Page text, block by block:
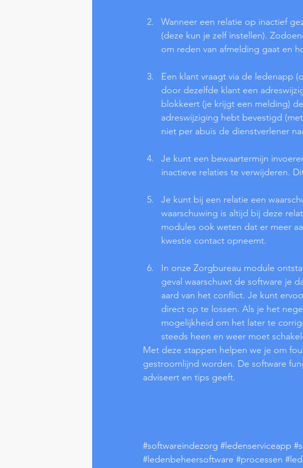
Wanneer een relatie op inactief
(deze kun je zelf instellen).
om reden van afmelding gaat en
Een klant vraagt via de ledenapp
door dezelfde klant een
blokkeert (je krijgt een melding)
adreswijziging hebt bevestigd
niet per abuis de dienstverlener
Je kunt een bewaartermijn
inactieve relaties te verwijderen.
Je kunt bij een relatie een
waarschuwing is altijd bij deze
modules ook weten dat er meer
kwestie contact opneemt.
In onze Zorgbureau module
geval waarschuwt de software je
aard van het conflict. Je kunt
direct op te lossen. Als je het
mogelijkheid om het later te
steeds heen en weer moet
Met deze stappen helpen we je om
gestroomlijnd worden. De software
adviseert en tips geeft.
#softwareindezorg #ledenserviceapp
#ledenbeheersoftware #processen